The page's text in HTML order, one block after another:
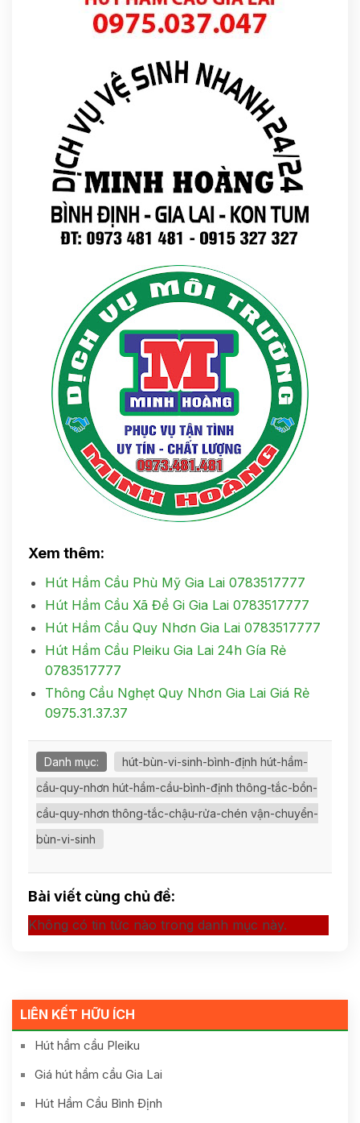
LIÊN KẾT HỮU ÍCH
Hút hầm cầu Pleiku
Giá hút hầm cầu Gia Lai
Hút Hầm Cầu Bình Định
Xem thêm:
Hút Hầm Cầu Phù Mỹ Gia Lai 0783517777
Hút Hầm Cầu Xã Đề Gi Gia Lai 0783517777
Hút Hầm Cầu Quy Nhơn Gia Lai 0783517777
Hút Hầm Cầu Pleiku Gia Lai 24h Gía Rẻ
0783517777
Thông Cầu Nghẹt Quy Nhơn Gia Lai Giá Rẻ
0975.31.37.37
Danh mục:
hút-bùn-vi-sinh-bình-định hút-hầm-
cầu-quy-nhơn hút-hầm-cầu-bình-định thông-tắc-bồn-
cầu-quy-nhơn thông-tắc-chậu-rửa-chén vận-chuyển-
bùn-vi-sinh
Bài viết cùng chủ đề:
Không có tin tức nào trong danh mục này.